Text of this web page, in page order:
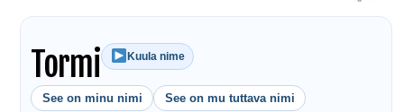
Tormi Kuula nime
See on minu nimi See on mu tuttava nimi